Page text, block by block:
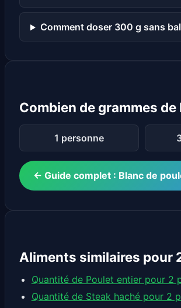
Comment doser 300 g sans
Combien de grammes
1 personne
← Guide complet : Blanc de
Aliments similaires pour
Quantité de Poulet entier pour 2
Quantité de Steak haché pour 2